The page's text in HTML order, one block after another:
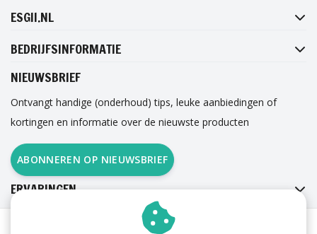
ESGII.NL
BEDRIJFSINFORMATIE
NIEUWSBRIEF
Ontvangt handige (onderhoud) tips, leuke aanbiedingen of
kortingen en informatie over de nieuwste producten
ABONNEREN OP NIEUWSBRIEF
ERVARINGEN